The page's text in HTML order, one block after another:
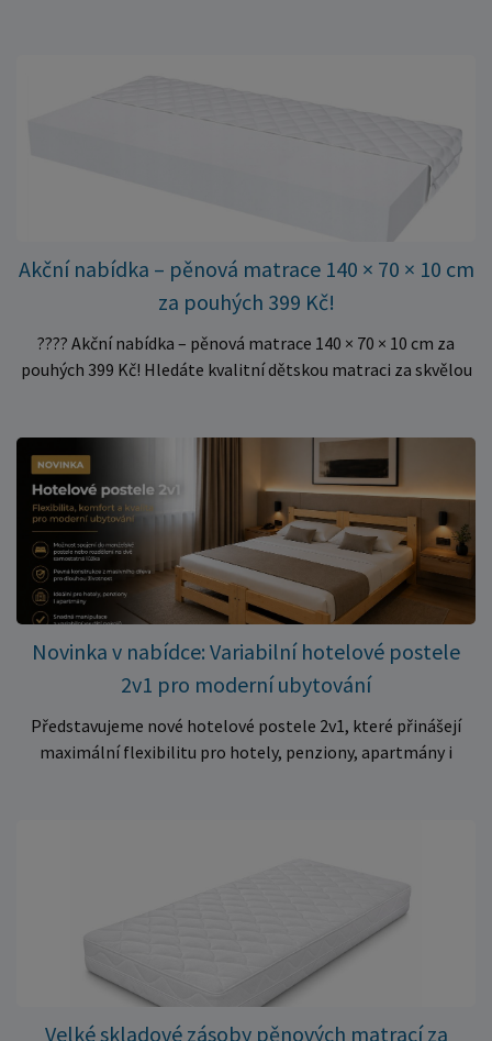
množství kusů, proto můžeme objednávky rychle expedovat.
Vyberte si vhodný rozměr a dopřejte své matraci kvalitní
podklad za výhodnou cenu.
Akční nabídka – pěnová matrace 140 × 70 × 10 cm
za pouhých 399 Kč!
???? Akční nabídka – pěnová matrace 140 × 70 × 10 cm za
pouhých 399 Kč! Hledáte kvalitní dětskou matraci za skvělou
✅ Pohodlné pěnové jádro pro komfortní spánek dítěte ✅
Skvělá volba do dětských postýlek ✅ Výjimečně výhodná cena
– jen 399 Kč Využijte této mimořádné nabídky a pořiďte
kvalitní matraci za cenu, která patří k nejvýhodnějším na
trhu. Akce platí pouze do vyprodání zásob. Nakupujte chytře a
ušetřete!
Novinka v nabídce: Variabilní hotelové postele
2v1 pro moderní ubytování
Představujeme nové hotelové postele 2v1, které přinášejí
maximální flexibilitu pro hotely, penziony, apartmány i
stabilitu a dlouhou životnost. Robustní konstrukce z
kvalitního masivního dřeva zajistí spolehlivé používání i při
každodenním zatížení v komerčních provozech. Hlavní
výhody hotelových postelí ✔ Možnost spojení do manželské
Velké skladové zásoby pěnových matrací za